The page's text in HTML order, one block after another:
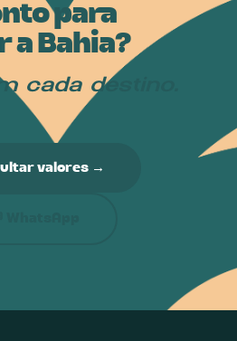
para
a Bahia?
cada destino.
valores →